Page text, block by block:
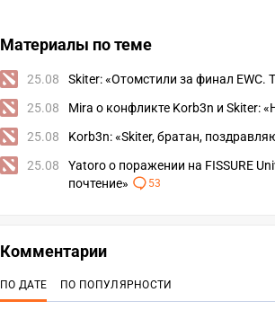
Материалы по теме
25.08 Skiter: «Отомстили за финал EWC.
25.08 Mira о конфликте Korb3n и Skiter:
25.08 Korb3n: «Skiter, братан,
25.08
Yatoro о поражении на FISSURE
почтение»
53
Комментарии
ПО ДАТЕ ПО ПОПУЛЯРНОСТИ